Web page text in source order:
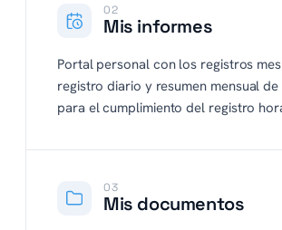
02
Mis informes
Portal personal con los registros
registro diario y resumen mensual de
para el cumplimiento del registro
03
Mis documentos